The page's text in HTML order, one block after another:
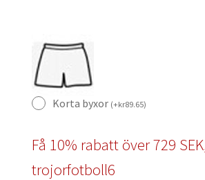
Korta byxor (+kr89.65)
Få 10% rabatt över 729
trojorfotboll6